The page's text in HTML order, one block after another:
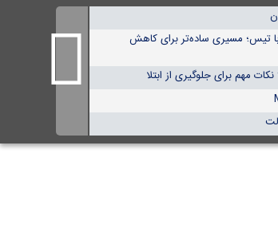
تیس؛ مسیری ساده‌تر برای کاهش
مهم برای جلوگیری از ابتلا